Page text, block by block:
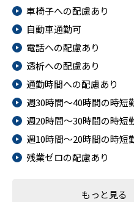
車椅子への配慮あり
自動車通勤可
電話への配慮あり
透析への配慮あり
通勤時間への配慮あり
週30時間～40時間の時短
週20時間～30時間の時短
週10時間～20時間の時短
残業ゼロの配慮あり
もっと見る